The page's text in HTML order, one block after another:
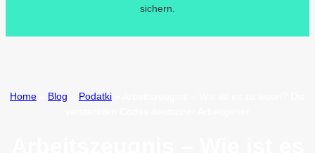
sichern.
Home Blog Podatki